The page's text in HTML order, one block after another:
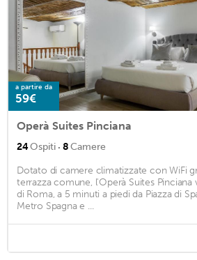
a partire da
59€
Operà Suites Pinciana
24Ospiti · 8Camere
Dotato di camere climatizzate con WiFi
terrazza comune, l'Operà Suites
di Roma, a 5 minuti a piedi da Piazza di
Metro Spagna e ...